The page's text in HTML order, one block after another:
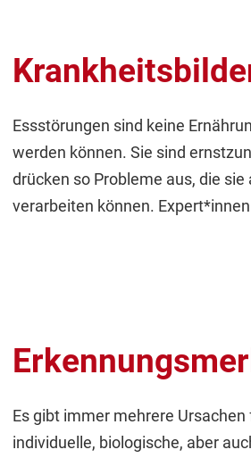
Essstörungen sind keine
werden können. Sie sind
drücken so Probleme aus, die
verarbeiten können.
Es gibt immer mehrere
individuelle, biologische, aber